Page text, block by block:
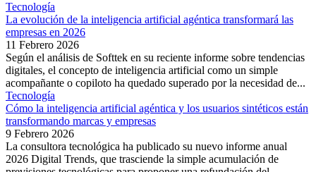
Tecnología
La evolución de la inteligencia artificial agéntica transformará las
empresas en 2026
11 Febrero 2026
Según el análisis de Softtek en su reciente informe sobre tendencias
digitales, el concepto de inteligencia artificial como un simple
acompañante o copiloto ha quedado superado por la necesidad de...
Tecnología
Cómo la inteligencia artificial agéntica y los usuarios sintéticos están
transformando marcas y empresas
9 Febrero 2026
La consultora tecnológica ha publicado su nuevo informe anual
2026 Digital Trends, que trasciende la simple acumulación de